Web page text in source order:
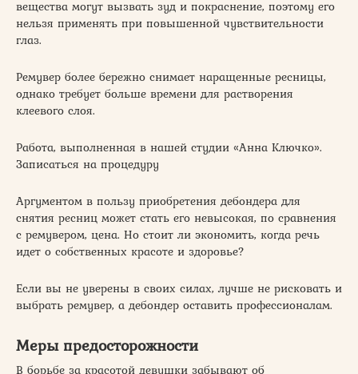
вещества могут вызвать зуд и покраснение, поэтому его
нельзя применять при повышенной чувствительности
глаз.
Ремувер более бережно снимает наращенные ресницы,
однако требует больше времени для растворения
клеевого слоя.
Работа, выполненная в нашей студии «Анна Ключко».
Записаться на процедуру
Аргументом в пользу приобретения дебондера для
снятия ресниц может стать его невысокая, по сравнения
с ремувером, цена. Но стоит ли экономить, когда речь
идет о собственных красоте и здоровье?
Если вы не уверены в своих силах, лучше не рисковать и
выбрать ремувер, а дебондер оставить профессионалам.
Меры предосторожности
В борьбе за красотой девушки забывают об